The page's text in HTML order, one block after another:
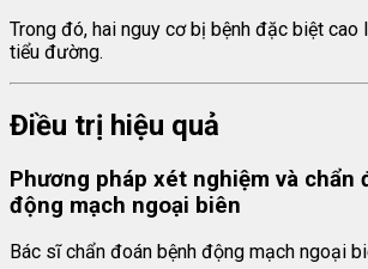
Trong đó, hai nguy cơ bị bệnh đặc biệt cao
tiểu đường.
Điều trị hiệu quả
Phương pháp xét nghiệm và chẩn
động mạch ngoại biên
Bác sĩ chẩn đoán bệnh động mạch ngoại